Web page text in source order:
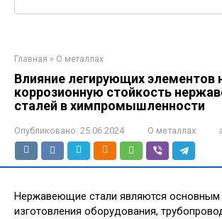
Главная » О металлах
Влияние легирующих элементов
коррозионную стойкость
сталей в химпромышленности
Опубликовано: 25.06.2024 О металлах
Нержавеющие стали являются основным
изготовления оборудования,